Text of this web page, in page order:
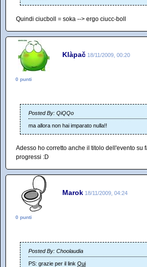
Quindi ciucboll = soka --> ergo ciucc-boll
Klàpač 18/11/2009, 00:20
0 punti
Posted By: QiQQo
ma allora non hai imparato nulla!!
Adesso ho corretto anche il titolo dell'evento su
progressi :D
Marok 18/11/2009, 04:24
0 punti
Posted By: Choolaudia
PS: grazie per il link Qui